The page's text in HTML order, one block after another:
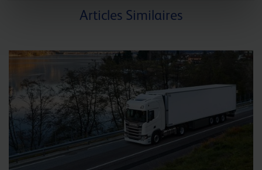
Articles Similaires